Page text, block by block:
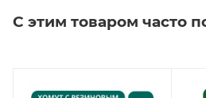
С этим товаром часто